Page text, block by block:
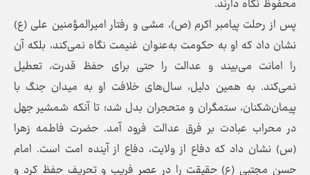
محفوظ نگاه دارند.
پس از رحلت پیامبر اکرم (ص)، مشی و رفتار امیرالمؤمنین علی (ع)
نشان داد که او به حکومت به‌عنوان غنیمت نگاه نمی‌کند، بلکه آن
را امانت می‌بیند و عدالت را حتی برای حفظ قدرت، تعطیل
نمی‌کند. به همین دلیل، سال‌های خلافت او به میدان جنگ با
پیمان‌شکنان، ستمگران و متحجران بدل شد؛ تا آنکه شمشیر جهل
در محراب عبادت بر فرق عدالت فرود آمد. حضرت فاطمه زهرا
(س) نشان داد که دفاع از ولایت، دفاع از آینده امت است. امام
حسن مجتبی (ع) حقیقت را در عصر فریب و تحریف حفظ کرد و